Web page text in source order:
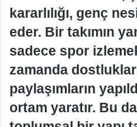
kararlılığı, genç
eder. Bir takımın
sadece spor
zamanda
paylaşımların
ortam yaratır. Bu